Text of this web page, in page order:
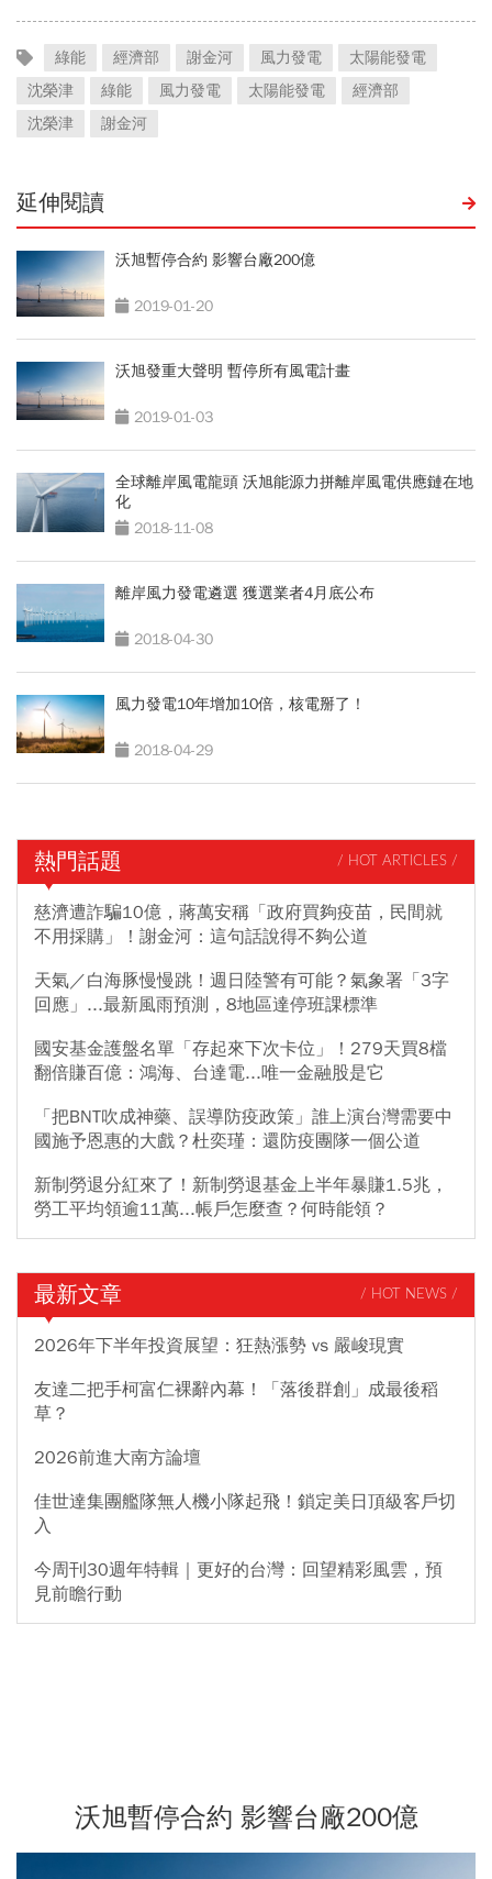
綠能 經濟部 謝金河 風力發電
太陽能發電
沈榮津
綠能 風力發電 太陽能發電
經濟部
沈榮津
謝金河
延伸閱讀
沃旭暫停合約 影響台廠200億
2019-01-20
沃旭發重大聲明 暫停所有風電計畫
2019-01-03
全球離岸風電龍頭 沃旭能源力拼離岸風電供應鏈在地
化
2018-11-08
離岸風力發電遴選 獲選業者4月底公布
2018-04-30
風力發電10年增加10倍，核電掰了！
2018-04-29
熱門話題 / HOT ARTICLES /
慈濟遭詐騙10億，蔣萬安稱「政府買夠疫苗，民間就
不用採購」！謝金河：這句話說得不夠公道
天氣／白海豚慢慢跳！週日陸警有可能？氣象署「3字
回應」...最新風雨預測，8地區達停班課標準
國安基金護盤名單「存起來下次卡位」！279天買8檔
翻倍賺百億：鴻海、台達電...唯一金融股是它
「把BNT吹成神藥、誤導防疫政策」誰上演台灣需要中
國施予恩惠的大戲？杜奕瑾：還防疫團隊一個公道
新制勞退分紅來了！新制勞退基金上半年暴賺1.5兆，
勞工平均領逾11萬...帳戶怎麼查？何時能領？
最新文章 / HOT NEWS /
2026年下半年投資展望：狂熱漲勢 vs 嚴峻現實
友達二把手柯富仁裸辭內幕！「落後群創」成最後稻
草？
2026前進大南方論壇
佳世達集團艦隊無人機小隊起飛！鎖定美日頂級客戶切
入
今周刊30週年特輯｜更好的台灣：回望精彩風雲，預
見前瞻行動
沃旭暫停合約 影響台廠200億